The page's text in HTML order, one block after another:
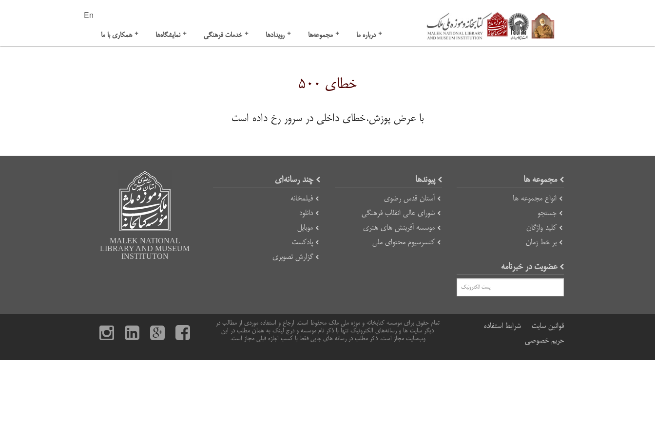
En
همکاری با ما + نمایشگاه‌ها + خدمات فرهنگی + رویدادها + مجموعه‌ها + درباره ما +
خطای ۵۰۰
با عرض پوزش،خطای داخلی در سرور رخ داده است
مجموعه ها
انواع مجموعه ها
جستجو
کلید واژگان
بر خط زمان
عضویت در خبرنامه
پیوند‌ها
آستان قدس رضوی
شورای عالی انقلاب فرهنگی
موسسه آفرینش های هنری
کنسرسیوم محتوای ملی
چند رسانه‌ای
فیلمخانه
دانلود
موبایل
پادکست
گزارش تصویری
MALEK NATIONAL
LIBRARY AND MUSEUM
INSTITUTON
قوانین سایت
شرایط استفاده
حریم خصوصی
تمام حقوق برای موسسه کتابخانه و موزه ملی ملک محفوظ است. ارجاع و استفاده موردی از مطالب در
دیگر سایت ها و رسانه‌های الکترونیک تنها با ذکر نام موسسه و درج لینک به همان مطلب در این
وب‌سایت مجاز است. ذکر مطلب در رسانه های چاپی فقط با کسب اجازه قبلی مجاز است.